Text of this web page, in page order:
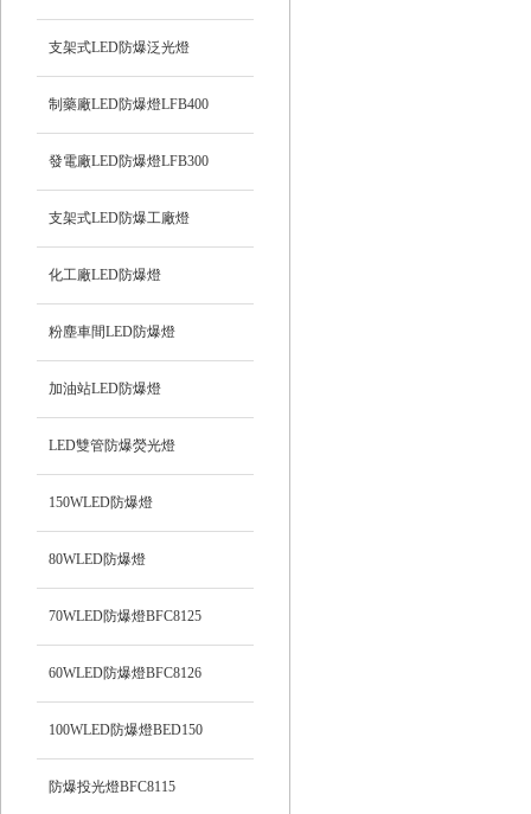
支架式LED防爆泛光燈
制藥廠LED防爆燈LFB400
發電廠LED防爆燈LFB300
支架式LED防爆工廠燈
化工廠LED防爆燈
粉塵車間LED防爆燈
加油站LED防爆燈
LED雙管防爆熒光燈
150WLED防爆燈
80WLED防爆燈
70WLED防爆燈BFC8125
60WLED防爆燈BFC8126
100WLED防爆燈BED150
防爆投光燈BFC8115